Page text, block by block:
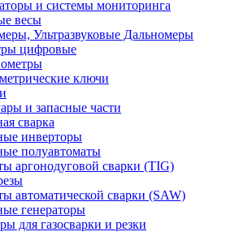
и системы мониторинга
весы
Ультразвуковые Дальномеры
цифровые
ключи
и запасные части
сварка
инверторы
полуавтоматы
аргонодуговой сварки (TIG)
автоматической сварки (SAW)
генераторы
для газосварки и резки